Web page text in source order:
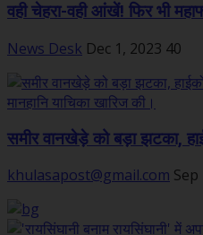
वही चेहरा-वही आंखें! फिर भी
News Desk Dec 1, 2023 40
समीर वानखेड़े को बड़ा झटका,
khulasapost@gmail.com Sep